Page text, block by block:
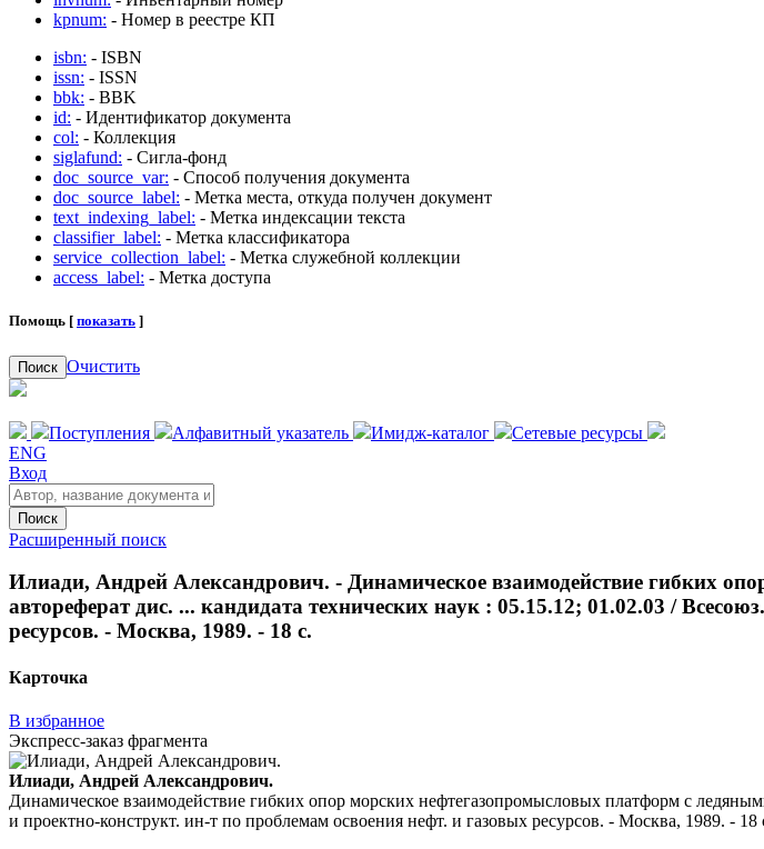
kpnum: - Номер в реестре КП
isbn: - ISBN
issn: - ISSN
bbk: - BBK
id: - Идентификатор документа
col: - Коллекция
siglafund: - Сигла-фонд
doc_source_var: - Способ получения документа
doc_source_label: - Метка места, откуда получен документ
text_indexing_label: - Метка индексации текста
classifier_label: - Метка классификатора
service_collection_label: - Метка служебной коллекции
access_label: - Метка доступа
Помощь [ показать ]
Поиск Очистить
Поступления Алфавитный указатель Имидж-каталог
Сетевые ресурсы
ENG
Вход
Поиск
Расширенный поиск
Илиади, Андрей Александрович. - Динамическое взаимодействие гибких
автореферат дис. ... кандидата технических наук : 05.15.12; 01.02.03 /
ресурсов. - Москва, 1989. - 18 с.
Карточка
В избранное
Экспресс-заказ фрагмента
Илиади, Андрей Александрович.
Динамическое взаимодействие гибких опор морских нефтегазопромысловых платформ с
и проектно-конструкт. ин-т по проблемам освоения нефт. и газовых ресурсов. - Москва, 1989. - 18